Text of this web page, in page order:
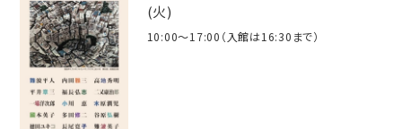
(火)
10:00～17:00（入館は16:30まで）